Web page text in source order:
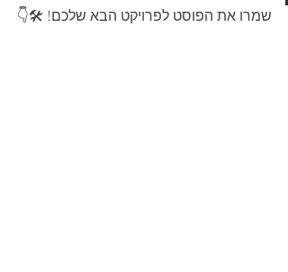
שמרו את הפוסט לפרויקט הבא שלכם! 🛠️👇